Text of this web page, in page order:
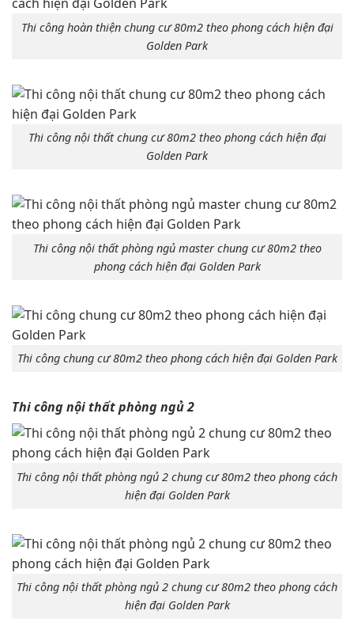
Thi công hoàn thiện chung cư 80m2 theo phong cách hiện đại
Golden Park
Thi công nội thất chung cư 80m2 theo phong cách hiện đại
Golden Park
Thi công nội thất phòng ngủ master chung cư 80m2 theo
phong cách hiện đại Golden Park
Thi công chung cư 80m2 theo phong cách hiện đại Golden Park
Thi công nội thất phòng ngủ 2
Thi công nội thất phòng ngủ 2 chung cư 80m2 theo phong cách
hiện đại Golden Park
Thi công nội thất phòng ngủ 2 chung cư 80m2 theo phong cách
hiện đại Golden Park